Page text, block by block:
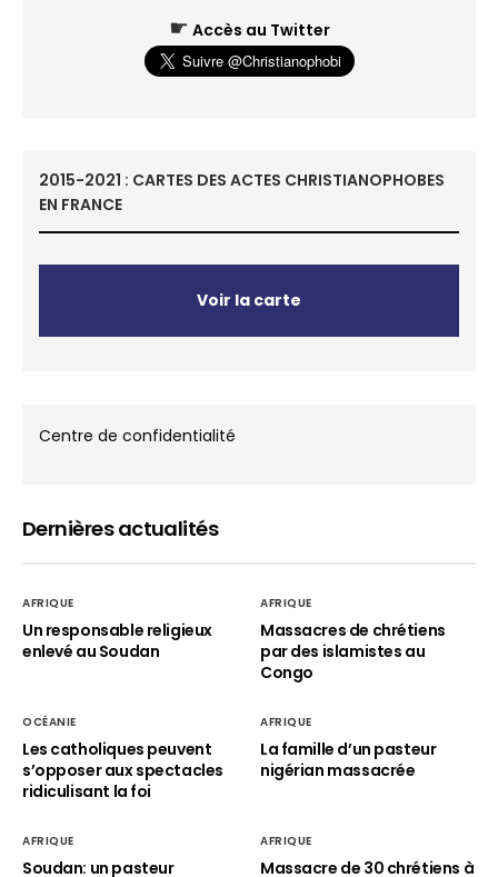
☛ Accès au Twitter
2015-2021 : CARTES DES ACTES CHRISTIANOPHOBES
EN FRANCE
Voir la carte
Centre de confidentialité
Dernières actualités
AFRIQUE
Un responsable religieux
enlevé au Soudan
AFRIQUE
Massacres de chrétiens
par des islamistes au
Congo
OCÉANIE
Les catholiques peuvent
s’opposer aux spectacles
ridiculisant la foi
AFRIQUE
La famille d’un pasteur
nigérian massacrée
AFRIQUE
Soudan: un pasteur
AFRIQUE
Massacre de 30 chrétiens à